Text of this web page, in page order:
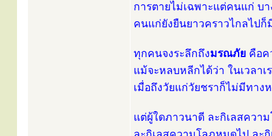
การตายไม่เฉพาะแต่คนแก่
คนแก่ยังยืนยาวคราวไกลไปก็
ทุกคนจงระลึกถึงมรณภัย คือค
แม้จะหลบหลีกได้ว่า ในเวลา
เมื่อถึงวัยแก่วัยชราก็ไม่มีทาง
แต่ผู้ใดภาวนาดี ละกิเลสควา